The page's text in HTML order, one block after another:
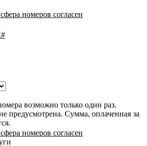
номеров согласен
возможно только один раз.
предусмотрена. Сумма, оплаченная за
номеров согласен